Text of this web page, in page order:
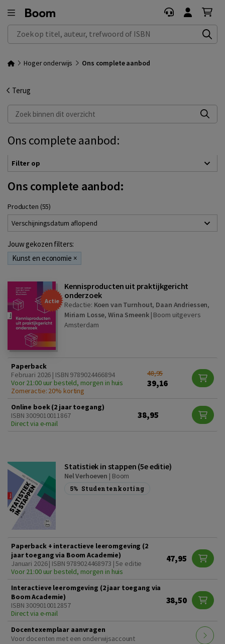
Zoek op titel, auteur, trefwoord of ISBN
Hoger onderwijs Ons complete aanbod
Terug
Zoek binnen dit overzicht
Ons complete aanbod:
Filter op
Ons complete aanbod:
Producten (55)
Verschijningsdatum aflopend
Jouw gekozen filters:
Kunst en economie ×
Actie
Kennisproducten uit praktijkgericht
onderzoek
Redactie: Koen van Turnhout, Daan Andriessen,
Miriam Losse,Wina Smeenk| Boom uitgevers
Amsterdam
Paperback
Februari 2026 | ISBN 9789024466894
Voor 21:00 uur besteld, morgen in huis
Zomeractie: 20% korting
48,95
39,16
Online boek (2 jaar toegang)
ISBN 3009010011867
Direct via e-mail
38,95
Statistiek in stappen (5e editie)
Nel Verhoeven | Boom
5% Studentenkorting
Paperback + interactieve leeromgeving (2
jaar toegang via Boom Academie)
Januari 2026 | ISBN 9789024468973 | 5e editie
Voor 21:00 uur besteld, morgen in huis
47,95
Interactieve leeromgeving (2 jaar toegang via
Boom Academie)
ISBN 3009010012857
Direct via e-mail
38,50
Docentexemplaar aanvragen
Voor docenten met een onderwijsaccount